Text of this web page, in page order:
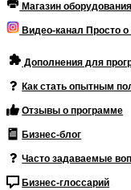
Магазин оборудования
Видео-канал Просто о
Дополнения для
Как стать опытным
Отзывы о программе
Бизнес-блог
Часто задаваемые
Бизнес-глоссарий